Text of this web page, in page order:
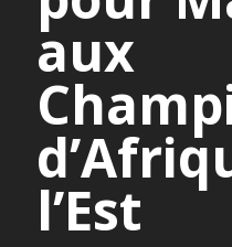
aux
l’Est